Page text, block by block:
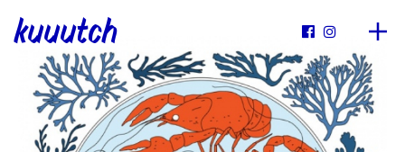
kuuutch  